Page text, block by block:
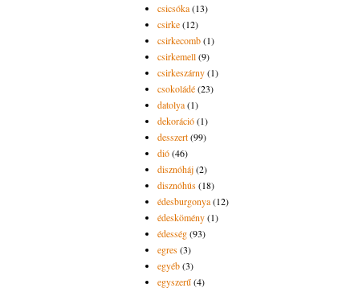
csicsóka(13)
csirke(12)
csirkecomb(1)
csirkemell(9)
csirkeszárny(1)
csokoládé(23)
datolya(1)
dekoráció(1)
desszert(99)
dió(46)
disznóháj(2)
disznóhús(18)
édesburgonya(12)
édeskömény(1)
édesség(93)
egres(3)
egyéb(3)
egyszerű(4)